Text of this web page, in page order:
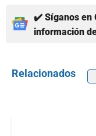
✔️ Síganos en
información
Relacionados